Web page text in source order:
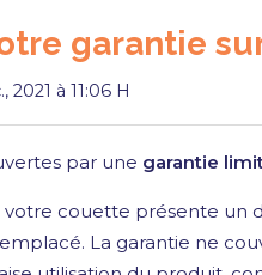
garantie
2021 à 11:06 H
par une garantie
votre couette présente un
La garantie ne